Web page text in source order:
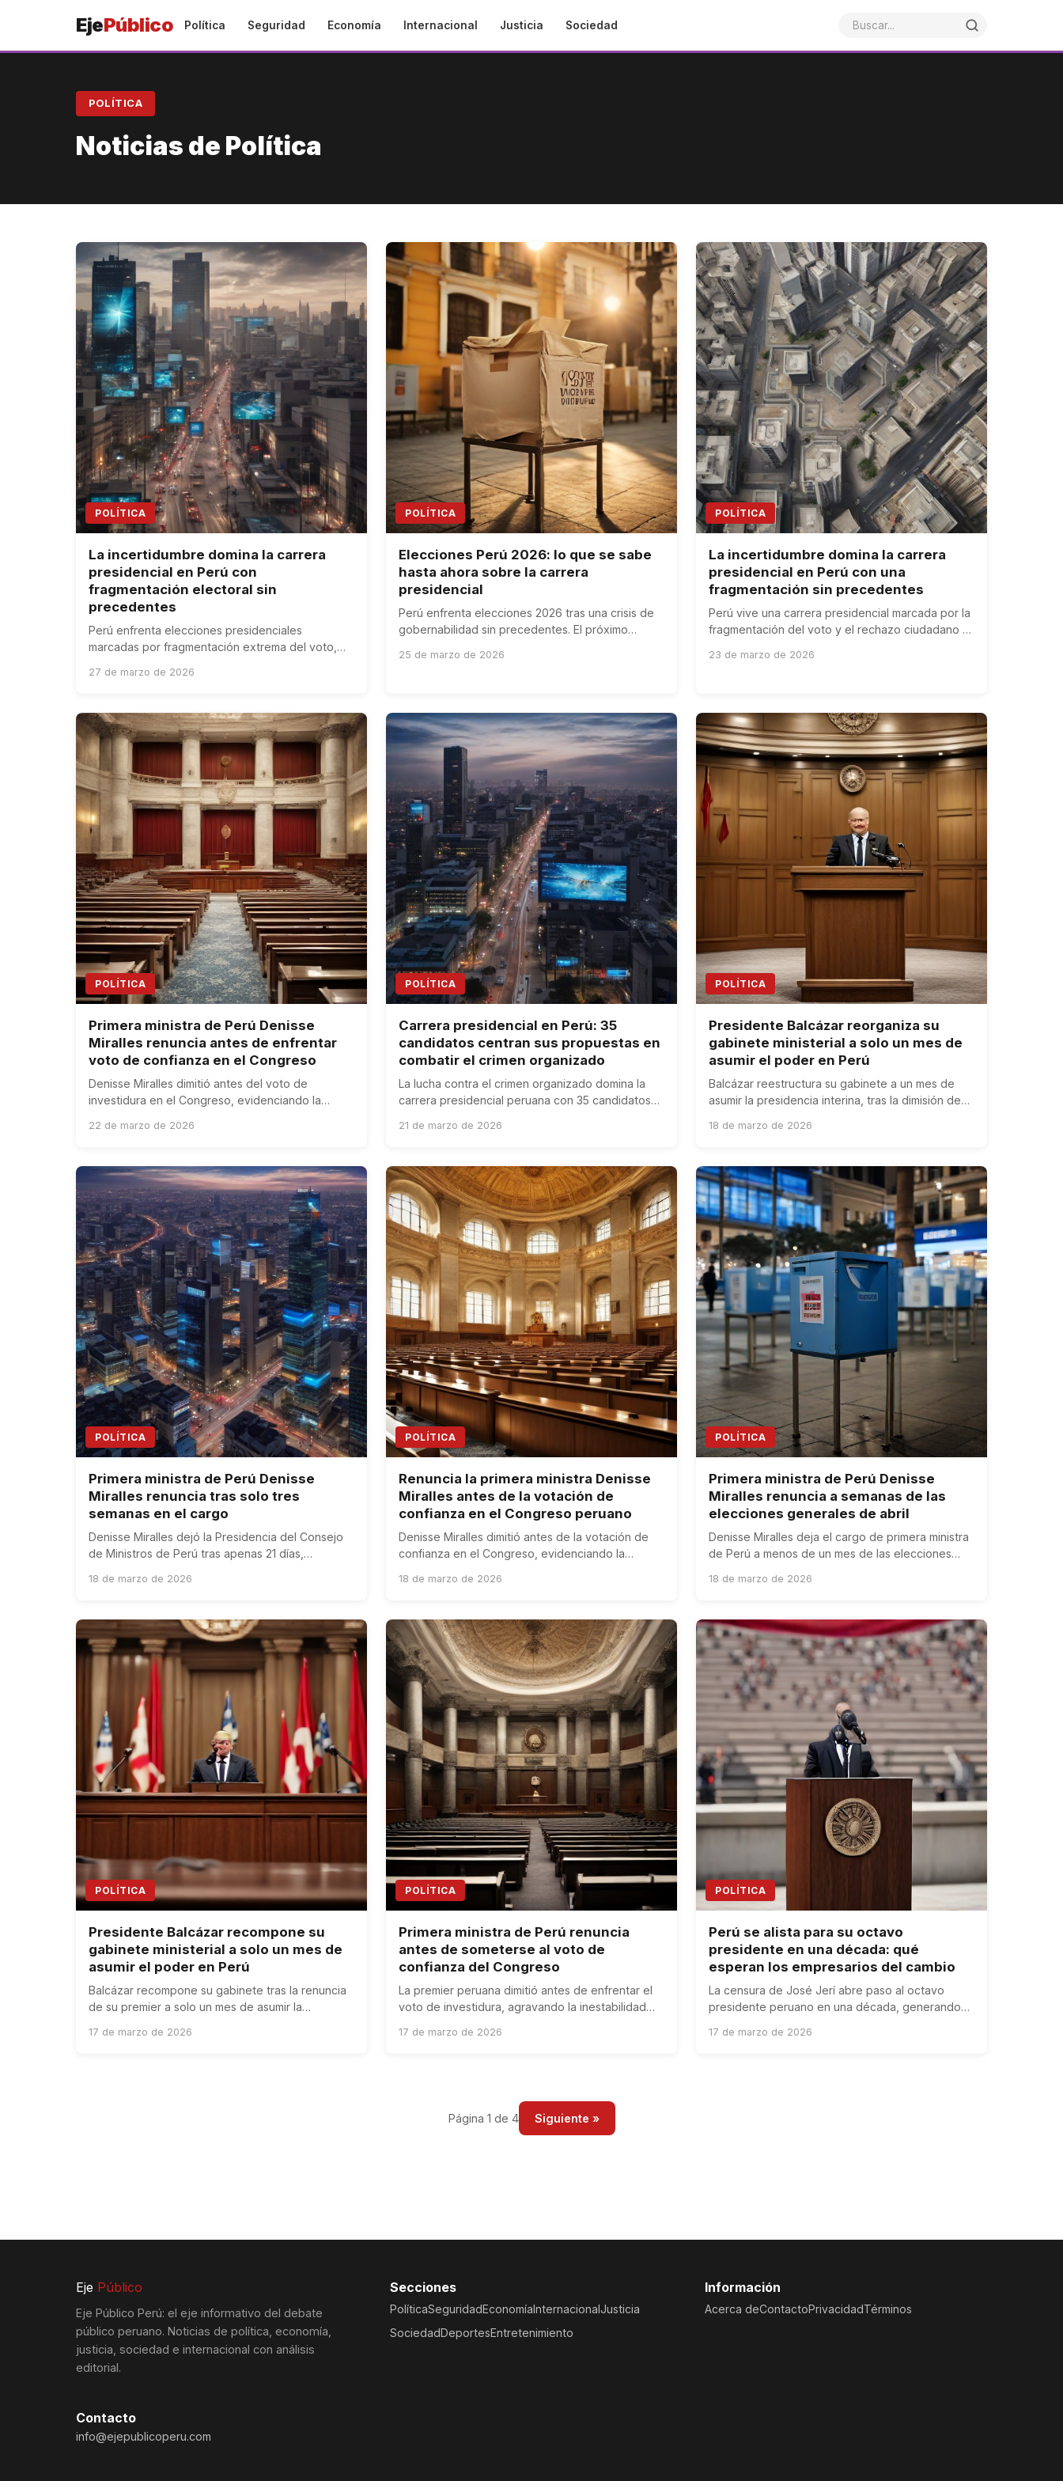
EjePúblico Política Seguridad Economía Internacional Justicia Sociedad
POLÍTICA
Noticias de Política
POLÍTICA
La incertidumbre domina la carrera
presidencial en Perú con
fragmentación electoral sin
precedentes
Perú enfrenta elecciones presidenciales
marcadas por fragmentación extrema del voto,
la incertidumbre política.
27 de marzo de 2026
POLÍTICA
Elecciones Perú 2026: lo que se sabe
hasta ahora sobre la carrera
presidencial
Perú enfrenta elecciones 2026 tras una crisis de
gobernabilidad sin precedentes. El próximo
económicos e institucionales.
25 de marzo de 2026
POLÍTICA
La incertidumbre domina la carrera
presidencial en Perú con una
fragmentación sin precedentes
Perú vive una carrera presidencial marcada por la
fragmentación del voto y el rechazo ciudadano a
inversión.
23 de marzo de 2026
POLÍTICA
Primera ministra de Perú Denisse
Miralles renuncia antes de enfrentar
voto de confianza en el Congreso
Denisse Miralles dimitió antes del voto de
investidura en el Congreso, evidenciando la
22 de marzo de 2026
POLÍTICA
Carrera presidencial en Perú: 35
candidatos centran sus propuestas en
combatir el crimen organizado
La lucha contra el crimen organizado domina la
carrera presidencial peruana con 35 candidatos
inseguridad.
21 de marzo de 2026
POLÍTICA
Presidente Balcázar reorganiza su
gabinete ministerial a solo un mes de
asumir el poder en Perú
Balcázar reestructura su gabinete a un mes de
asumir la presidencia interina, tras la dimisión de
política.
18 de marzo de 2026
POLÍTICA
Primera ministra de Perú Denisse
Miralles renuncia tras solo tres
semanas en el cargo
Denisse Miralles dejó la Presidencia del Consejo
de Ministros de Perú tras apenas 21 días,
18 de marzo de 2026
POLÍTICA
Renuncia la primera ministra Denisse
Miralles antes de la votación de
confianza en el Congreso peruano
Denisse Miralles dimitió antes de la votación de
confianza en el Congreso, evidenciando la
18 de marzo de 2026
POLÍTICA
Primera ministra de Perú Denisse
Miralles renuncia a semanas de las
elecciones generales de abril
Denisse Miralles deja el cargo de primera ministra
de Perú a menos de un mes de las elecciones
18 de marzo de 2026
POLÍTICA
Presidente Balcázar recompone su
gabinete ministerial a solo un mes de
asumir el poder en Perú
Balcázar recompone su gabinete tras la renuncia
de su premier a solo un mes de asumir la
17 de marzo de 2026
POLÍTICA
Primera ministra de Perú renuncia
antes de someterse al voto de
confianza del Congreso
La premier peruana dimitió antes de enfrentar el
voto de investidura, agravando la inestabilidad
17 de marzo de 2026
POLÍTICA
Perú se alista para su octavo
presidente en una década: qué
esperan los empresarios del cambio
La censura de José Jerí abre paso al octavo
presidente peruano en una década, generando
17 de marzo de 2026
Página 1 de 4 Siguiente »
Eje Público
Eje Público Perú: el eje informativo del debate
público peruano. Noticias de política, economía,
justicia, sociedad e internacional con análisis
editorial.
Secciones
PolíticaSeguridadEconomíaInternacionalJusticia
SociedadDeportesEntretenimiento
Información
Acerca deContactoPrivacidadTérminos
Contacto
info@ejepublicoperu.com